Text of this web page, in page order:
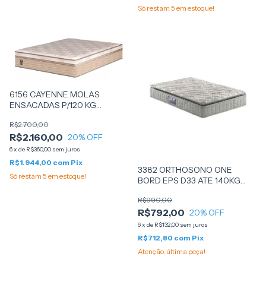
Só restam 5 em estoque!
6156 CAYENNE MOLAS
ENSACADAS P/120 KG
R$2.160,00
R$2.700,00
20% OFF
6x de R$360,00 sem juros
R$1.944,00 com Pix
Só restam 5 em estoque!
3382 ORTHOSONO ONE
BORD EPS D33 ATE 140KG
PILLOW TOP - ANJOS
R$792,00
R$990,00
20% OFF
6x de R$132,00 sem juros
R$712,80 com Pix
Atenção, última peça!